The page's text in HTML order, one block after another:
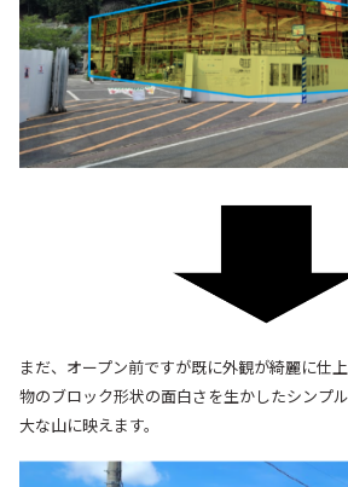
まだ、オープン前ですが既に外観が綺麗に仕上
物のブロック形状の面白さを生かしたシンプ
大な山に映えます。